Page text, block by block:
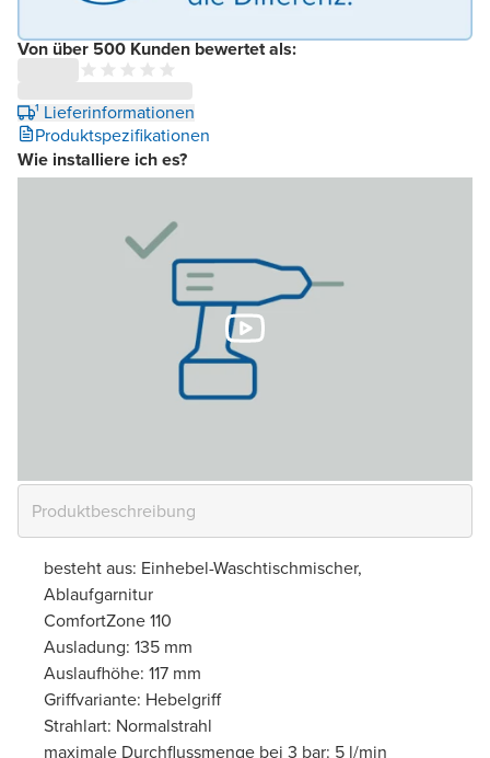
Von über 500 Kunden bewertet als:
¹ Lieferinformationen
Produktspezifikationen
Wie installiere ich es?
besteht aus: Einhebel-Waschtischmischer,
Ablaufgarnitur
ComfortZone 110
Ausladung: 135 mm
Auslaufhöhe: 117 mm
Griffvariante: Hebelgriff
Strahlart: Normalstrahl
maximale Durchflussmenge bei 3 bar: 5 l/min